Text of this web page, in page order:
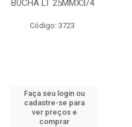
BUCHA LT 25MMX3/4
Código: 3723
Faça seu login ou
cadastre-se para
ver preços e
comprar